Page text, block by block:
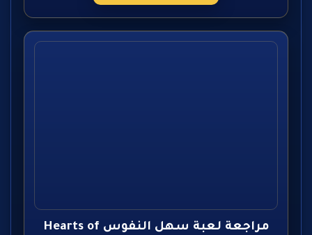
مراجعة لعبة سهل النفوس Hearts of